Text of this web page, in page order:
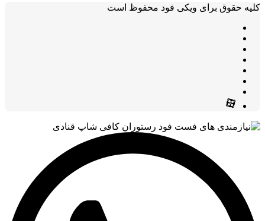
کلیه حقوق برای ویکی فود محفوظ است